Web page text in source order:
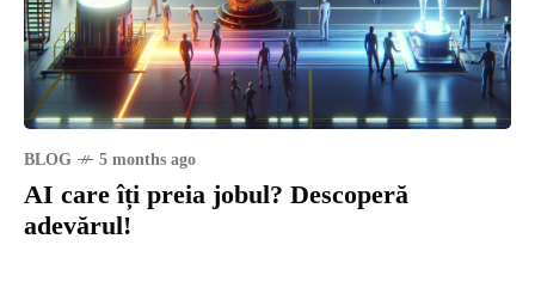
BLOG 5 months ago
AI care îți preia jobul? Descoperă
adevărul!